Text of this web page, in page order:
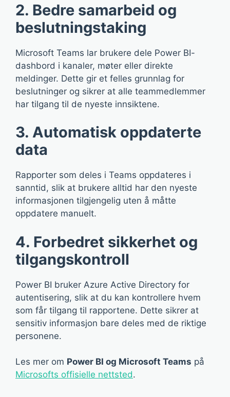
2. Bedre samarbeid og
beslutningstaking
Microsoft Teams lar brukere dele Power BI-
dashbord i kanaler, møter eller direkte
meldinger. Dette gir et felles grunnlag for
beslutninger og sikrer at alle teammedlemmer
har tilgang til de nyeste innsiktene.
3. Automatisk oppdaterte
data
Rapporter som deles i Teams oppdateres i
sanntid, slik at brukere alltid har den nyeste
informasjonen tilgjengelig uten å måtte
oppdatere manuelt.
4. Forbedret sikkerhet og
tilgangskontroll
Power BI bruker Azure Active Directory for
autentisering, slik at du kan kontrollere hvem
som får tilgang til rapportene. Dette sikrer at
sensitiv informasjon bare deles med de riktige
personene.
Les mer om Power BI og Microsoft Teams på
Microsofts offisielle nettsted.